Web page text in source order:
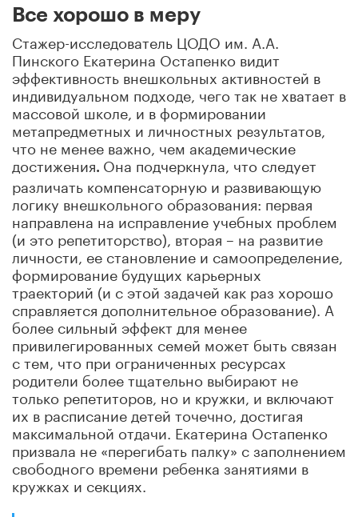
Все хорошо в меру
Стажер-исследователь ЦОДО им. А.А.
Пинского Екатерина Остапенко видит
эффективность внешкольных активностей в
индивидуальном подходе, чего так не хватает в
массовой школе, и в формировании
метапредметных и личностных результатов,
что не менее важно, чем академические
достижения. Она подчеркнула, что следует
различать компенсаторную и развивающую
логику внешкольного образования: первая
направлена на исправление учебных проблем
(и это репетиторство), вторая – на развитие
личности, ее становление и самоопределение,
формирование будущих карьерных
траекторий (и с этой задачей как раз хорошо
справляется дополнительное образование). А
более сильный эффект для менее
привилегированных семей может быть связан
с тем, что при ограниченных ресурсах
родители более тщательно выбирают не
только репетиторов, но и кружки, и включают
их в расписание детей точечно, достигая
максимальной отдачи. Екатерина Остапенко
призвала не «перегибать палку» с заполнением
свободного времени ребенка занятиями в
кружках и секциях.